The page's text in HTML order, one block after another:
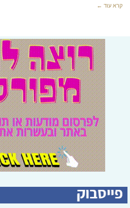
קרא עוד ←